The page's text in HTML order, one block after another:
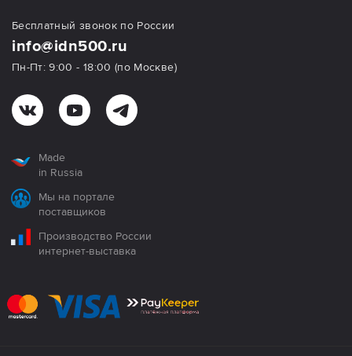
Бесплатный звонок по России
info@idn500.ru
Пн-Пт: 9:00 - 18:00 (по Москве)
Made
in Russia
Мы на портале
поставщиков
Производство России
интернет-выставка